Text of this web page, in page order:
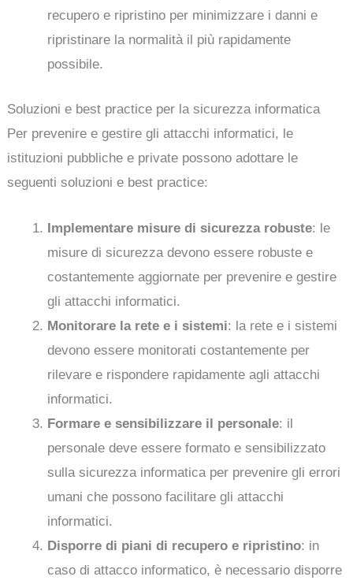
recupero e ripristino per minimizzare i danni e
ripristinare la normalità il più rapidamente
possibile.
Soluzioni e best practice per la sicurezza informatica
Per prevenire e gestire gli attacchi informatici, le
istituzioni pubbliche e private possono adottare le
seguenti soluzioni e best practice:
Implementare misure di sicurezza robuste: le
misure di sicurezza devono essere robuste e
costantemente aggiornate per prevenire e gestire
gli attacchi informatici.
Monitorare la rete e i sistemi: la rete e i sistemi
devono essere monitorati costantemente per
rilevare e rispondere rapidamente agli attacchi
informatici.
Formare e sensibilizzare il personale: il
personale deve essere formato e sensibilizzato
sulla sicurezza informatica per prevenire gli errori
umani che possono facilitare gli attacchi
informatici.
Disporre di piani di recupero e ripristino: in
caso di attacco informatico, è necessario disporre